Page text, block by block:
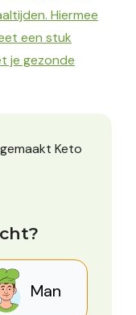
Hiermee
een stuk
je gezonde
Keto
Man